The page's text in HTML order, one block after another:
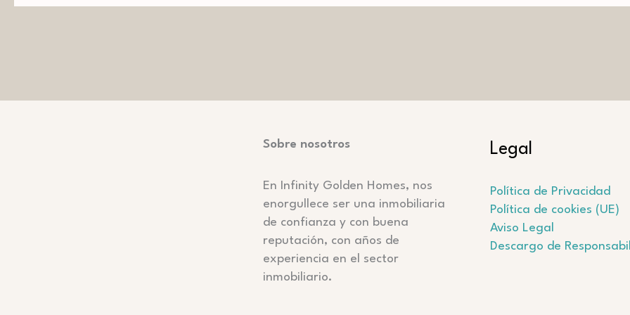
Sobre nosotros
En
Infinity Golden Homes, nos
enorgullece ser una inmobiliaria
de confianza y con buena
reputación, con años de
experiencia en el sector
inmobiliario.
Legal
Política de Privacidad
Política de cookies (UE)
Aviso Legal
Descargo de